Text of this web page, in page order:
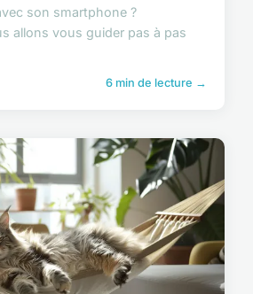
son smartphone ?
allons vous guider pas à pas
6 min de lecture →